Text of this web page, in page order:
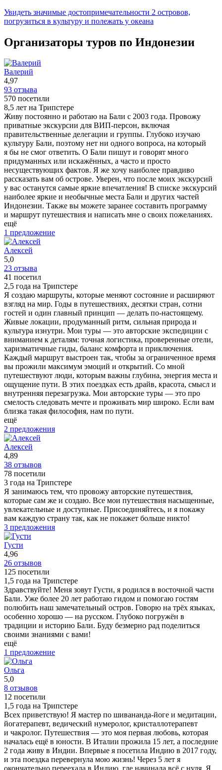
Увидеть значимые достопримечательности 2 островов,
погрузиться в культуру и полежать у океана
Организаторы туров по Индонезии
Валерий
4,97
93 отзыва
570 посетили
8,5 лет на Трипстере
Живу постоянно и работаю на Бали с 2003 года. Провожу
приватные экскурсии для ВИП-персон, включая
правительственные делегации и группы. Глубоко изучаю
культуру Бали, поэтому нет ни одного вопроса, на который
я бы не смог ответить. О Бали пишут и говорят много
придуманных или искажённых, а часто и просто
несуществующих фактов. Я же хочу наиболее правдиво
рассказать вам об острове. Уверен, что после моих экскурсий
у вас останутся самые яркие впечатления! В списке экскурсий
наиболее яркие и необычные места Бали и других частей
Индонезии. Также вы можете заранее составить программу
и маршрут путешествия и написать мне о своих пожеланиях.
ещё
1 предложение
Алексей
5,0
23 отзыва
41 посетил
2,5 года на Трипстере
Я создаю маршруты, которые меняют состояние и расширяют
взгляд на мир. Годы в путешествиях, десятки стран, сотни
гостей и один главный принцип — делать по-настоящему.
Живые локации, продуманный ритм, сильная природа и
культура изнутри. Мои туры — это авторские экспедиции с
вниманием к деталям: точная логистика, проверенные отели,
харизматичные гиды, баланс комфорта и приключения.
Каждый маршрут выстроен так, чтобы за ограниченное время
вы прожили максимум эмоций и открытий. Со мной
путешествуют люди, которым важны глубина, энергия места и
ощущение пути. В этих поездках есть драйв, красота, смысл и
внутренняя перезагрузка. Мои авторские туры — это про
смелость следовать мечте и проживать мир широко. Если вам
близка такая философия, нам по пути.
ещё
2 предложения
Алексей
4,89
38 отзывов
78 посетили
3 года на Трипстере
Я занимаюсь тем, что провожу авторские путешествия,
которые сам же и создаю. Все мои путешествия насыщенные,
увлекательные и доступные. Присоединяйтесь, и я покажу
вам каждую страну так, как не покажет больше никто!
3 предложения
Густи
4,96
26 отзывов
125 посетили
1,5 года на Трипстере
Здравствуйте! Меня зовут Густи, я родился в восточной части
Бали. Уже более 20 лет работаю гидом и помогаю гостям
полюбить наш замечательный остров. Говорю на трёх языках,
особенно хорошо — на русском. Глубоко погружён в
традиции и историю Бали. Буду безмерно рад поделиться
своими знаниями с вами!
ещё
1 предложение
Ольга
5,0
8 отзывов
12 посетили
1,5 года на Трипстере
Всех приветствую! Я мастер по шивананда-йоге и медитации,
йогатерапевт, ведический нумеролог, кристаллотерапевт
и чакролог. Путешествия — это моя первая любовь, которая
началась ещё в юности. В Италии прожила 15 лет, а последние
2 года живу в Индии. Впервые я посетила Индию в 2017 году,
и эта поездка перевернула мою жизнь! Через 5 лет я